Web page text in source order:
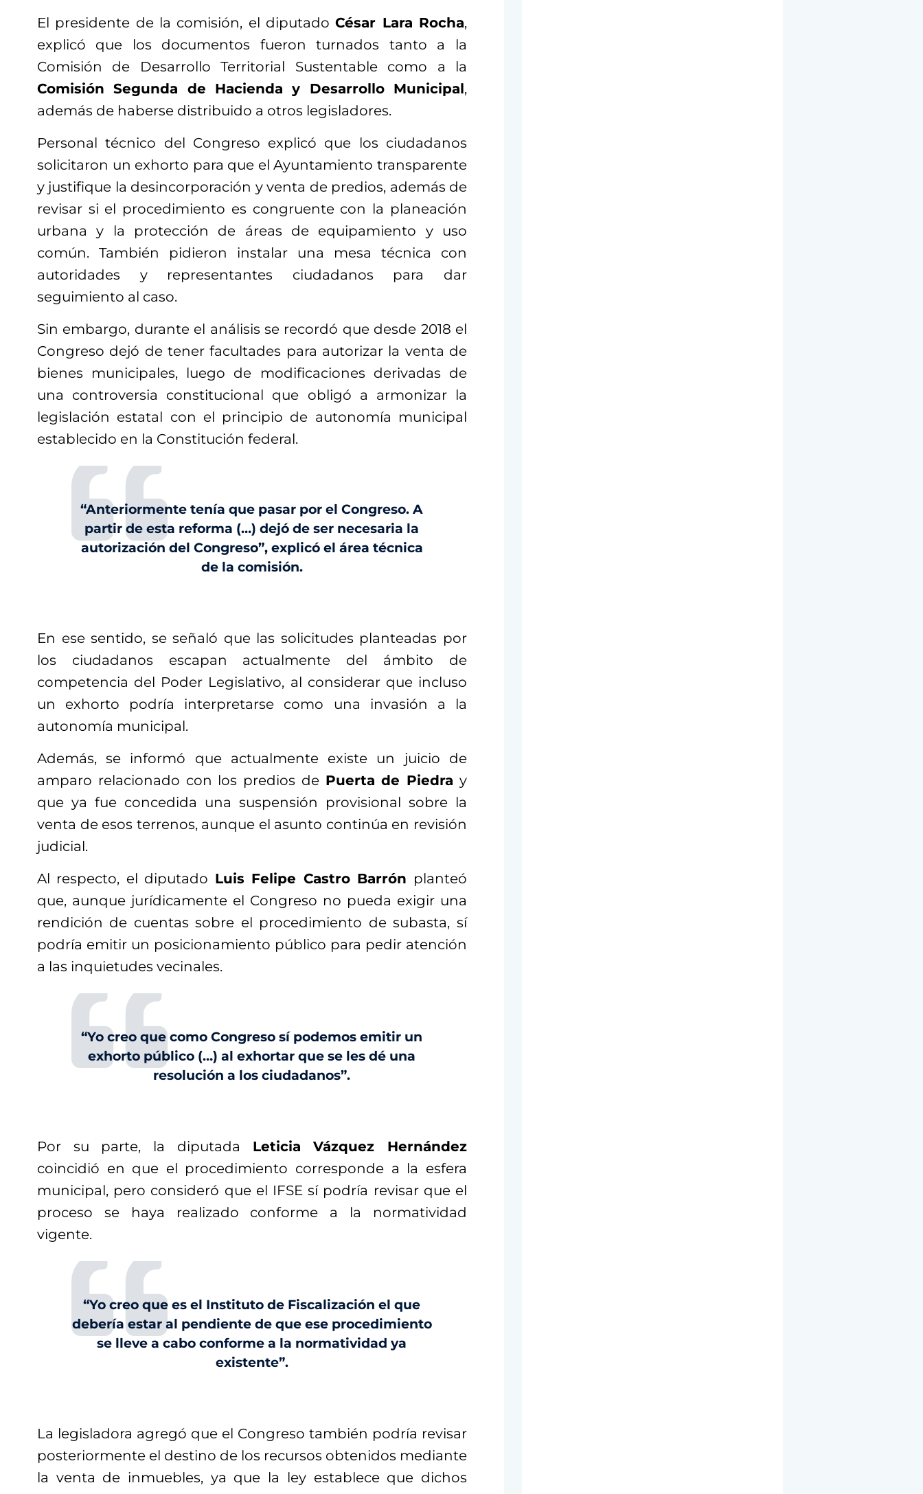
El presidente de la comisión, el diputadoCésar Lara Rocha,
explicó que los documentos fueron turnados tanto a la
Comisión de Desarrollo Territorial Sustentable como a la
Comisión Segunda de Hacienda y Desarrollo Municipal,
además de haberse distribuido a otros legisladores.
Personal técnico del Congreso explicó que los ciudadanos
solicitaron un exhorto para que el Ayuntamiento transparente
y justifique la desincorporación y venta de predios, además de
revisar si el procedimiento es congruente con la planeación
urbana y la protección de áreas de equipamiento y uso
común. También pidieron instalar una mesa técnica con
autoridades y representantes ciudadanos para dar
seguimiento al caso.
Sin embargo, durante el análisis se recordó que desde 2018 el
Congreso dejó de tener facultades para autorizar la venta de
bienes municipales, luego de modificaciones derivadas de
una controversia constitucional que obligó a armonizar la
legislación estatal con el principio de autonomía municipal
establecido en la Constitución federal.
“Anteriormente tenía que pasar por el Congreso. A
partir de esta reforma (…) dejó de ser necesaria la
autorización del Congreso”, explicó el área técnica
de la comisión.
En ese sentido, se señaló que las solicitudes planteadas por
los ciudadanos escapan actualmente del ámbito de
competencia del Poder Legislativo, al considerar que incluso
un exhorto podría interpretarse como una invasión a la
autonomía municipal.
Además, se informó que actualmente existe un juicio de
amparo relacionado con los predios de Puerta de Piedra y
que ya fue concedida una suspensión provisional sobre la
venta de esos terrenos, aunque el asunto continúa en revisión
judicial.
Al respecto, el diputado Luis Felipe Castro Barrón planteó
que, aunque jurídicamente el Congreso no pueda exigir una
rendición de cuentas sobre el procedimiento de subasta, sí
podría emitir un posicionamiento público para pedir atención
a las inquietudes vecinales.
“Yo creo que como Congreso sí podemos emitir un
exhorto público (…) al exhortar que se les dé una
resolución a los ciudadanos”.
Por su parte, la diputada Leticia Vázquez Hernández
coincidió en que el procedimiento corresponde a la esfera
municipal, pero consideró que el IFSE sí podría revisar que el
proceso se haya realizado conforme a la normatividad
vigente.
“Yo creo que es el Instituto de Fiscalización el que
debería estar al pendiente de que ese procedimiento
se lleve a cabo conforme a la normatividad ya
existente”.
La legisladora agregó que el Congreso también podría revisar
posteriormente el destino de los recursos obtenidos mediante
la venta de inmuebles, ya que la ley establece que dichos